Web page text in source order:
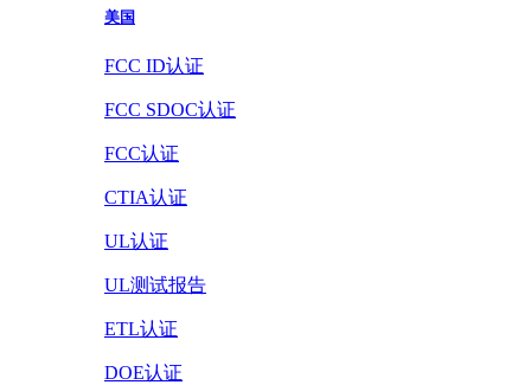
美国
FCC ID认证
FCC SDOC认证
FCC认证
CTIA认证
UL认证
UL测试报告
ETL认证
DOE认证